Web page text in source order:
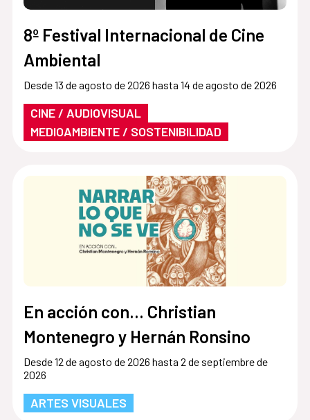
8º Festival Internacional de Cine
Ambiental
Desde 13 de agosto de 2026 hasta 14 de agosto de 2026
CINE / AUDIOVISUAL
MEDIOAMBIENTE / SOSTENIBILIDAD
En acción con... Christian
Montenegro y Hernán Ronsino
Desde 12 de agosto de 2026 hasta 2 de septiembre de
2026
ARTES VISUALES